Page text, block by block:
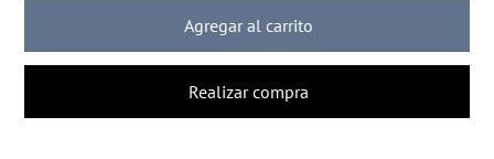
Agregar al carrito
Realizar compra